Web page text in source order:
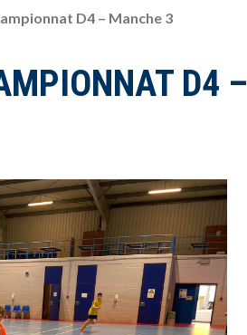
D4 – Manche 3
D4 –